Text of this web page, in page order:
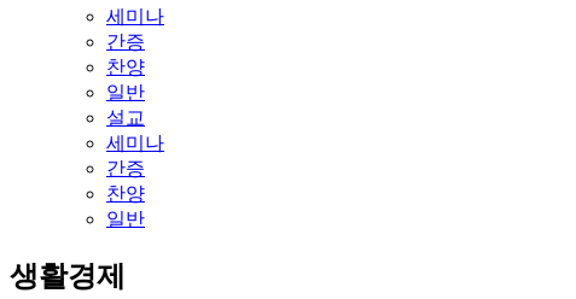
세미나
간증
찬양
일반
설교
세미나
간증
찬양
일반
생활경제